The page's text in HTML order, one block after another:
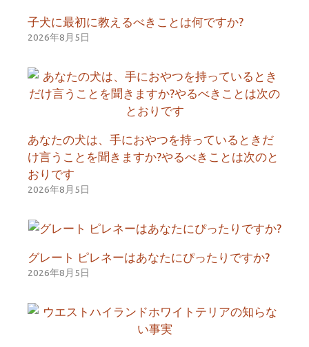
子犬に最初に教えるべきことは何ですか?
2026年8月5日
あなたの犬は、手におやつを持っているときだ
け言うことを聞きますか?やるべきことは次のと
おりです
2026年8月5日
グレート ピレネーはあなたにぴったりですか?
2026年8月5日